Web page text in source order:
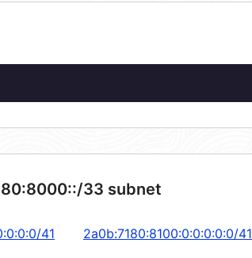
33 subnet
41 2a0b:7180:8100:0:0:0:0:0/41